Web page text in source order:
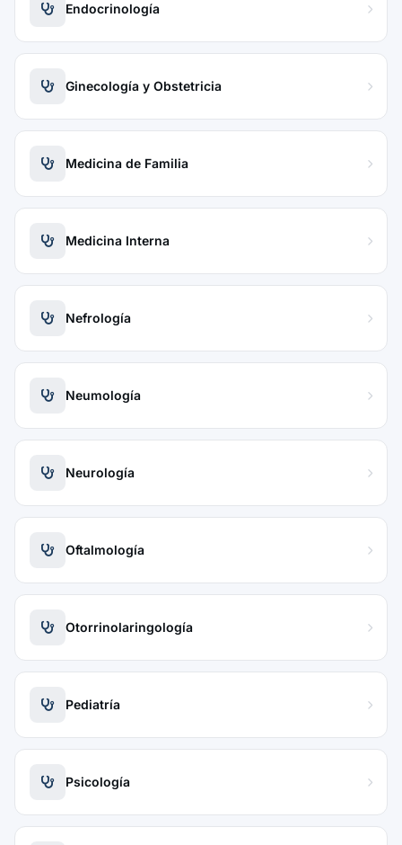
Endocrinología
Ginecología y Obstetricia
Medicina de Familia
Medicina Interna
Nefrología
Neumología
Neurología
Oftalmología
Otorrinolaringología
Pediatría
Psicología